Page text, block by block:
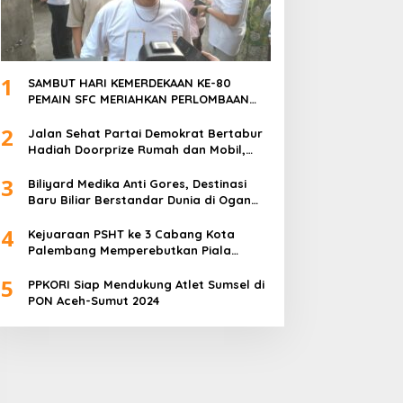
1
SAMBUT HARI KEMERDEKAAN KE-80
PEMAIN SFC MERIAHKAN PERLOMBAAN
2
Jalan Sehat Partai Demokrat Bertabur
Hadiah Doorprize Rumah dan Mobil,
3
Biliyard Medika Anti Gores, Destinasi
Baru Biliar Berstandar Dunia di Ogan
4
Kejuaraan PSHT ke 3 Cabang Kota
Palembang Memperebutkan Piala
5
PPKORI Siap Mendukung Atlet Sumsel di
PON Aceh-Sumut 2024